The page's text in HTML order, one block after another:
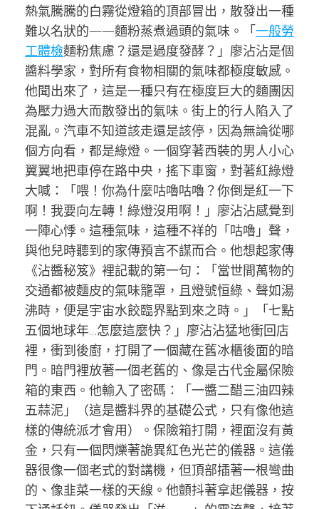
熱氣騰騰的白霧從燈箱的頂部冒出，散發出一種
難以名狀的——麵粉蒸煮過頭的氣味。「一般勞
工體檢麵粉焦慮？還是過度發酵？」廖沾沾是個
醬料學家，對所有食物相關的氣味都極度敏感。
他聞出來了，這是一種只有在極度巨大的麵團因
為壓力過大而散發出的氣味。街上的行人陷入了
混亂。汽車不知道該走還是該停，因為無論從哪
個方向看，都是綠燈。一個穿著西裝的男人小心
翼翼地把車停在路中央，搖下車窗，對著紅綠燈
大喊：「喂！你為什麼咕嚕咕嚕？你倒是紅一下
啊！我要向左轉！綠燈沒用啊！」廖沾沾感覺到
一陣心悸。這種氣味，這種不祥的「咕嚕」聲，
與他兒時聽到的家傳預言不謀而合。他想起家傳
《沾醬秘笈》裡記載的第一句：「當世間萬物的
交通都被麵皮的氣味籠罩，且燈號恒綠、聲如湯
沸時，便是宇宙水餃臨界點到來之時。」「七點
五個地球年…怎麼這麼快？」廖沾沾猛地衝回店
裡，衝到後廚，打開了一個藏在舊冰櫃後面的暗
門。暗門裡放著一個老舊的、像是古代金屬保險
箱的東西。他輸入了密碼：「一醬二醋三油四辣
五蒜泥」（這是醬料界的基礎公式，只有像他這
樣的傳統派才會用）。保險箱打開，裡面沒有黃
金，只有一個閃爍著詭異紅色光芒的儀器。這儀
器很像一個老式的對講機，但頂部插著一根彎曲
的、像韭菜一樣的天線。他顫抖著拿起儀器，按